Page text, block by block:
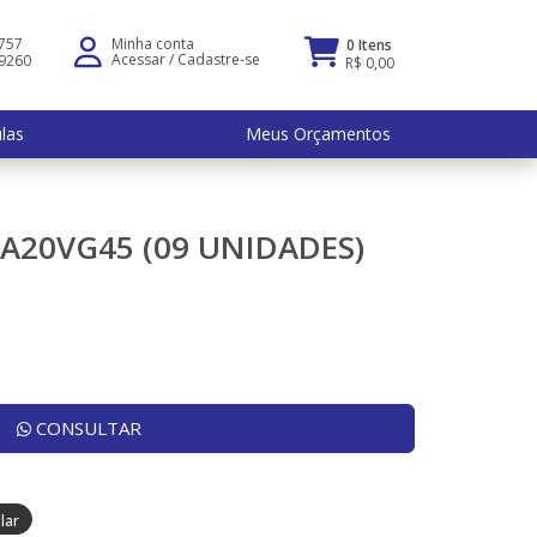
Minha conta
Acessar/ Cadastre-se
0 Itens
R$ 0,00
Meus Orçamentos
(09 UNIDADES)
CONSULTAR